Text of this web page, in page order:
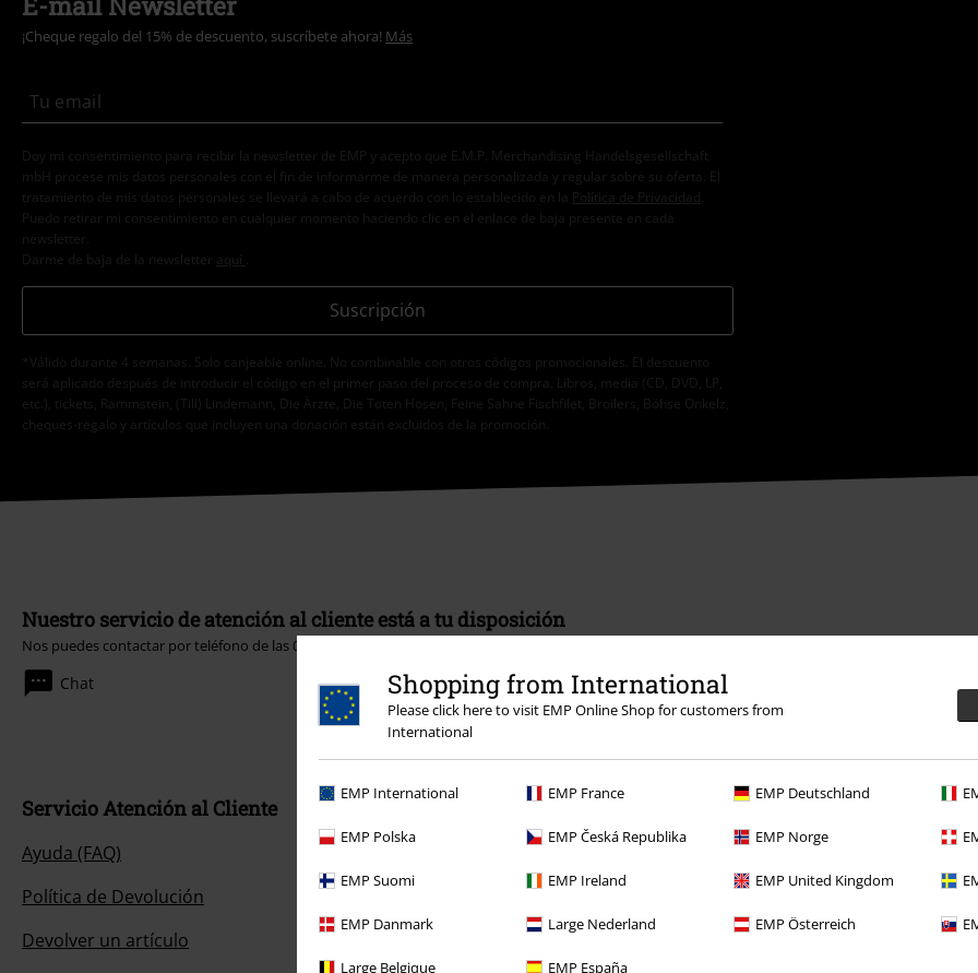
Shopping from International
Please click here to visit EMP Online Shop for customers from
International
EMP International EMP France EMP Deutschland
EMP Polska EMP Česká Republika EMP Norge
EMP Suomi EMP Ireland EMP United Kingdom
EMP Danmark Large Nederland EMP Österreich
Large Belgique EMP España
¡Cheque regalo del 15% de descuento, suscríbete ahora! Más
Doy mi consentimiento para recibir la newsletter de EMP y acepto que E.M.P. Merchandising Handelsgesellschaft
mbH procese mis datos personales con el fin de informarme de manera personalizada y regular sobre su oferta. El
tratamiento de mis datos personales se llevará a cabo de acuerdo con lo establecido en la
Política de Privacidad
Puedo retirar mi consentimiento en cualquier momento haciendo clic en el enlace de baja presente en cada
newsletter.
Darme de baja de la newsletter
aquí
Suscripción
*Válido durante 4 semanas. Solo canjeable online. No combinable con otros códigos promocionales. El descuento
será aplicado después de introducir el código en el primer paso del proceso de compra. Libros, media (CD, DVD, LP,
etc.), tickets, Rammstein, (Till) Lindemann, Die Ärzte, Die Toten Hosen, Feine Sahne Fischfilet, Broilers, Böhse Onkelz,
cheques-regalo y artículos que incluyen una donación están excluidos de la promoción.
Nuestro servicio de atención al cliente está a tu disposición
Nos puedes contactar por teléfono de las 09:00 hasta las 17:00.
Chat
Servicio Atención al Cliente
Ayuda (FAQ)
Política de Devolución
Devolver un artículo
Descuentos para ti
Concursos
Cheques Regalo
Descuento para estudiantes